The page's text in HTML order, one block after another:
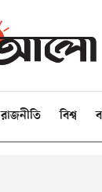
রাজনীতি বিশ্ব